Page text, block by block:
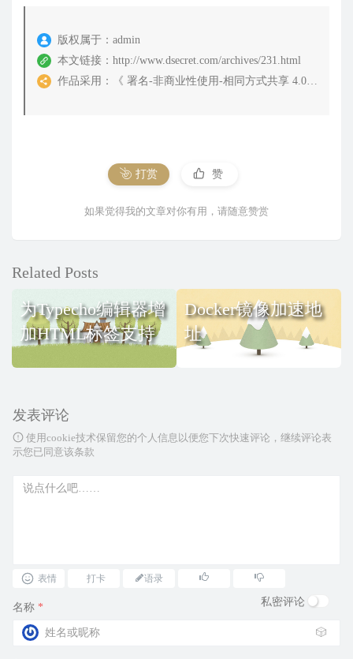
版权属于： admin
本文链接： http://www.dsecret.com/archives/231.html
作品采用：
《 署名-非商业性使用-相同方式共享 4.0 国际 (CC BY-NC-SA 4.0)
打赏 赞
如果觉得我的文章对你有用，请随意赞赏
Related Posts
为Typecho编辑器增
加HTML标签支持
Docker镜像加速地
址
发表评论
使用cookie技术保留您的个人信息以便您下次快速评论，继续评论表
示您已同意该条款
表情 打卡 语录
私密评论
名称 *
🎲